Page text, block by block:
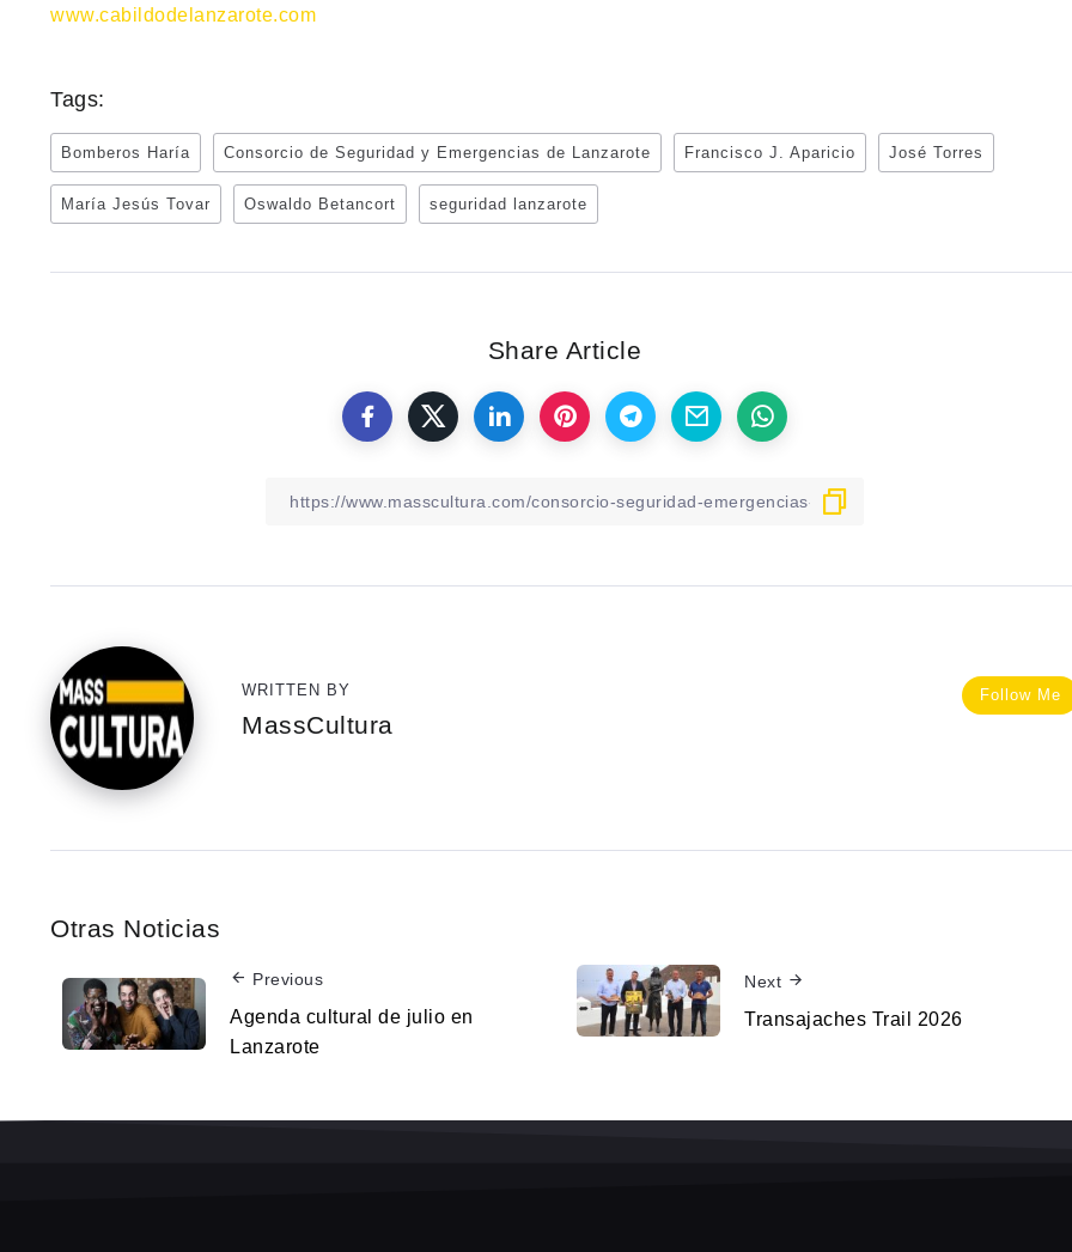
www.cabildodelanzarote.com
Tags:
Bomberos Haría Consorcio de Seguridad y Emergencias de Lanzarote Francisco J. Aparicio José Torres
María Jesús Tovar Oswaldo Betancort seguridad lanzarote
Share Article
Follow Me
WRITTEN BY
MassCultura
Otras Noticias
Previous
Agenda cultural de julio en
Lanzarote
Next
Transajaches Trail 2026